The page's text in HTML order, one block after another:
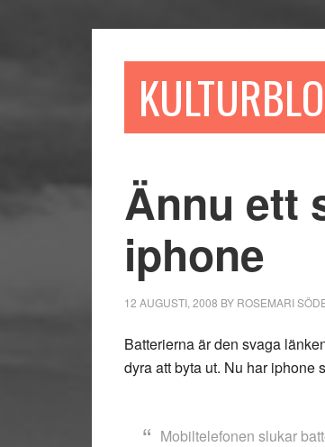
Ännu ett
iphone
12 AUGUSTI, 2008 BY ROSEMARI
Batterierna är den svaga
dyra att byta ut. Nu har iphone
Mobiltelefonen slukar